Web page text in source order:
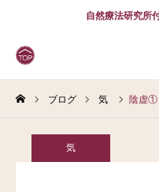
自然療法研究所
ブログ 気 陰虚①
気
電話予約